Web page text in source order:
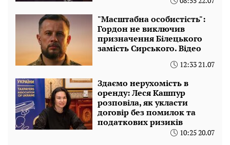
"Масштабна особистість":
Гордон не виключив
призначення Білецького
замість Сирського. Відео
12:33 21.07
Здаємо нерухомість в
оренду: Леся Кашпур
розповіла, як укласти
договір без помилок та
податкових ризиків
10:25 20.07